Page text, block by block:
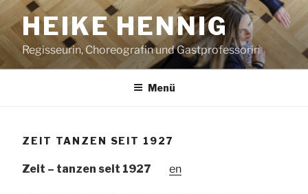
Zum
Inhalt
springenHEIKE HENNIG
Regisseurin, Choreografin und Gastprofessorin
Menü
ZEIT TANZEN SEIT 1927
Zeit – tanzen seit 1927 en